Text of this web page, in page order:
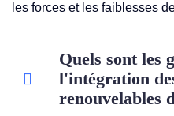
les forces et les faiblesses
Quels sont les
l'intégration
renouvelables